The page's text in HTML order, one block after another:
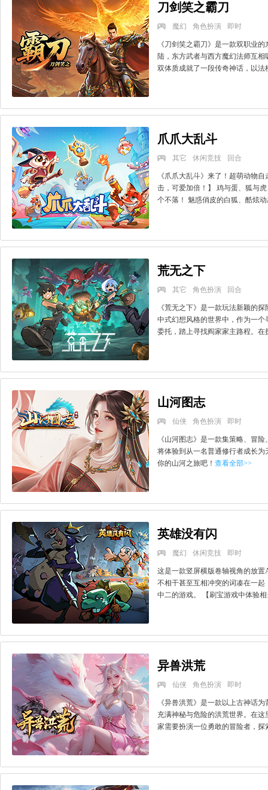
刀剑笑之霸刀
魔幻 角色扮演 即时
《刀剑笑之霸刀》是一款双职业
陆，东方武者与西方魔幻法师互
双体质成就了一段传奇神话，以
爪爪大乱斗
其它 休闲竞技 回合
《爪爪大乱斗》来了！超萌动物
击，可爱加倍！】 鸡与蛋、狐与
个不落！ 魅惑俏皮的白狐、酷炫
荒无之下
其它 角色扮演 回合
《荒无之下》是一款玩法新颖的
中式幻想风格的世界中，作为一
委托，踏上寻找阎家家主路程。
山河图志
仙侠 角色扮演 即时
《山河图志》是一款集策略、冒
将体验到从一名普通修行者成长
你的山河之旅吧！ 查看全部>>
英雄没有闪
魔幻 休闲竞技 即时
这是一款竖屏横版卷轴视角的放
不相干甚至互相冲突的词凑在一
中二的游戏。 【刷宝游戏中体验
异兽洪荒
仙侠 角色扮演 即时
《异兽洪荒》是一款以上古神话
充满神秘与危险的洪荒世界。在
家需要扮演一位勇敢的冒险者，